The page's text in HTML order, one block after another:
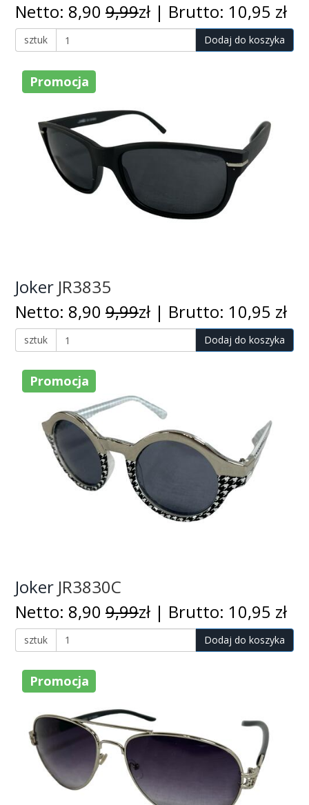
Netto: 8,90 9,99zł | Brutto: 10,95 zł
sztuk Dodaj do koszyka
Joker JR3835
Netto: 8,90 9,99zł | Brutto: 10,95 zł
sztuk Dodaj do koszyka
Promocja
Joker JR3830C
Netto: 8,90 9,99zł | Brutto: 10,95 zł
sztuk Dodaj do koszyka
Promocja
Promocja